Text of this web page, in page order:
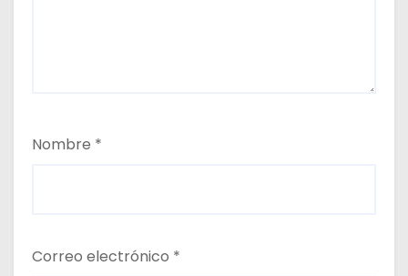
Nombre *
Correo electrónico *